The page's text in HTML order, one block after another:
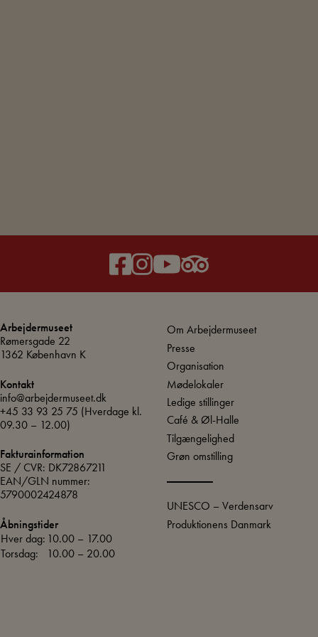
Arbejdermuseet
Rømersgade 22
1362 København K
Kontakt
info@arbejdermuseet.dk
+45 33 93 25 75 (Hverdage kl.
09.30 – 12.00)
Fakturainformation
SE / CVR: DK72867211
EAN/GLN nummer:
5790002424878
Åbningstider
Hver dag: 10.00 – 17.00
Torsdag:
10.00 – 20.00
Om Arbejdermuseet
Presse
Organisation
Mødelokaler
Ledige stillinger
Café & Øl-Halle
Tilgængelighed
Grøn omstilling
UNESCO – Verdensarv
Produktionens Danmark